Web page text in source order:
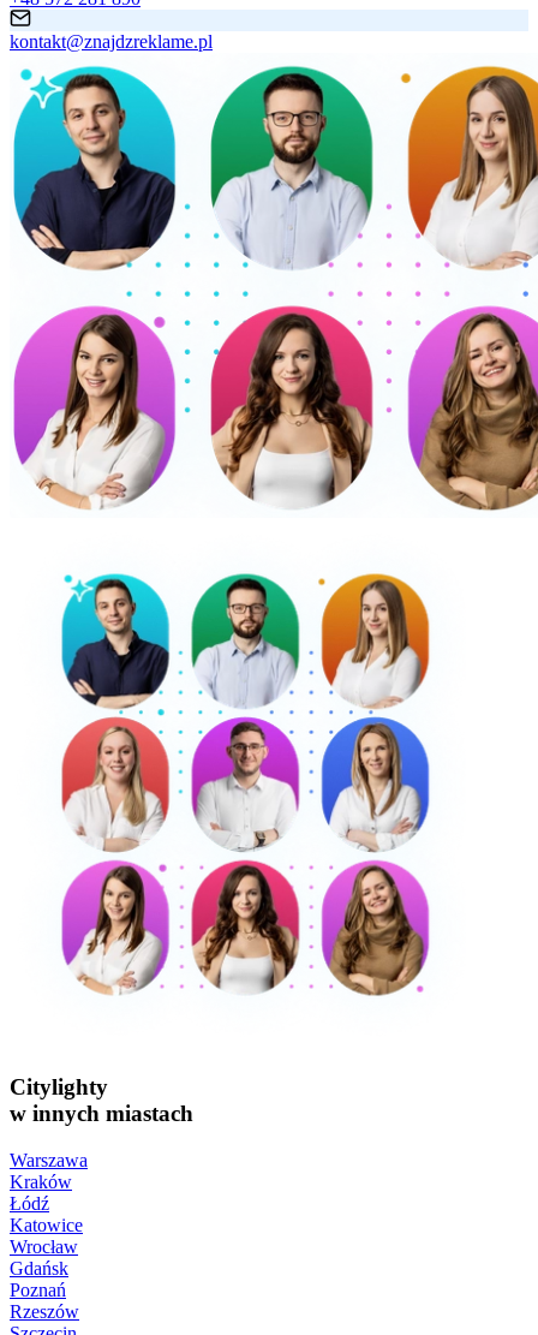
kontakt@znajdzreklame.pl
Citylighty
w innych miastach
Warszawa
Kraków
Łódź
Katowice
Wrocław
Gdańsk
Poznań
Rzeszów